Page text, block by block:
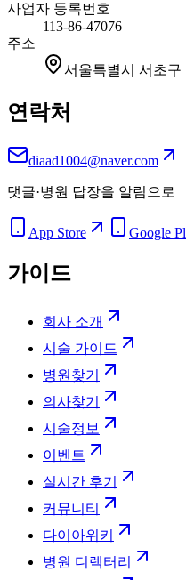
사업자 등록번호
113-86-47076
주소
서울특별시 서초구
연락처
diaad1004@naver.com
댓글·병원 답장을 알림으로
App Store Google
가이드
회사 소개
시술 가이드
병원찾기
의사찾기
시술정보
이벤트
실시간 후기
커뮤니티
다이아위키
병원 디렉터리